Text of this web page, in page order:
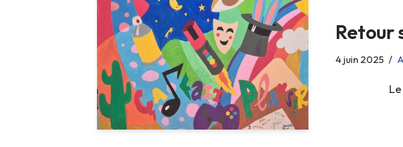
Retour
4 juin 2025